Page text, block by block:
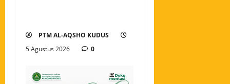
PTM AL-AQSHO KUDUS
5 Agustus 2026
0